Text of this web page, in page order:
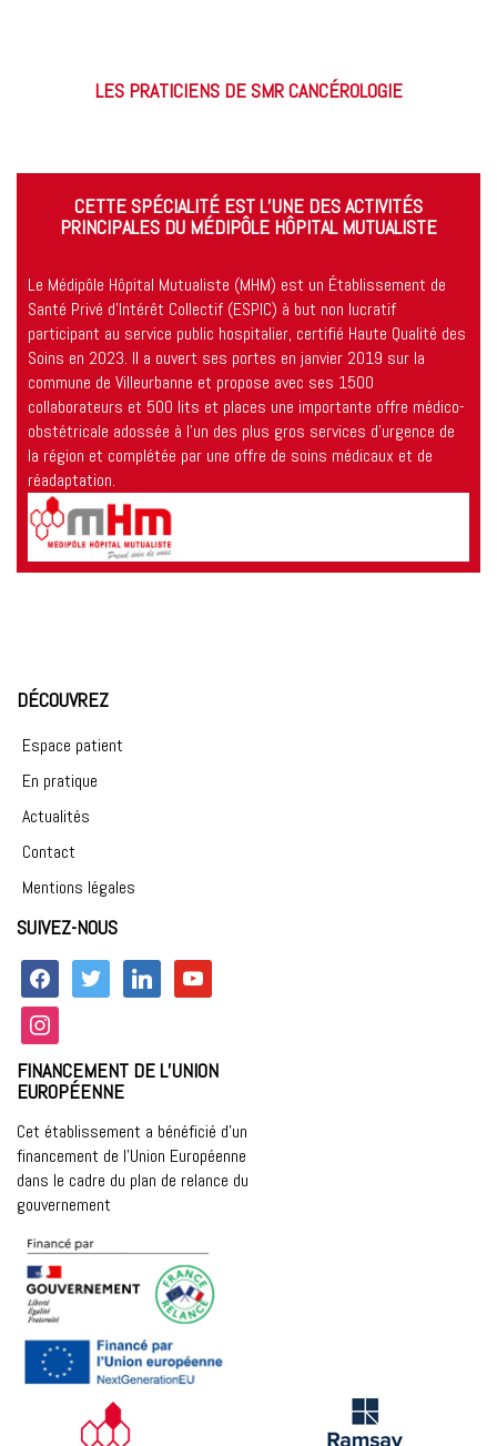
LES PRATICIENS DE SMR CANCÉROLOGIE
CETTE SPÉCIALITÉ EST L’UNE DES ACTIVITÉS
PRINCIPALES DU MÉDIPÔLE HÔPITAL MUTUALISTE
Le Médipôle Hôpital Mutualiste (MHM) est un Établissement de
Santé Privé d’Intérêt Collectif (ESPIC) à but non lucratif
participant au service public hospitalier, certifié Haute Qualité des
Soins en 2023. Il a ouvert ses portes en janvier 2019 sur la
commune de Villeurbanne et propose avec ses 1500
collaborateurs et 500 lits et places une importante offre médico-
obstétricale adossée à l’un des plus gros services d’urgence de
la région et complétée par une offre de soins médicaux et de
réadaptation.
DÉCOUVREZ
Espace patient
En pratique
Actualités
Contact
Mentions légales
SUIVEZ-NOUS
facebook twitter linkedin
youtube
instagram
FINANCEMENT DE L’UNION
EUROPÉENNE
Cet établissement a bénéficié d’un
financement de l’Union Européenne
dans le cadre du plan de relance du
gouvernement